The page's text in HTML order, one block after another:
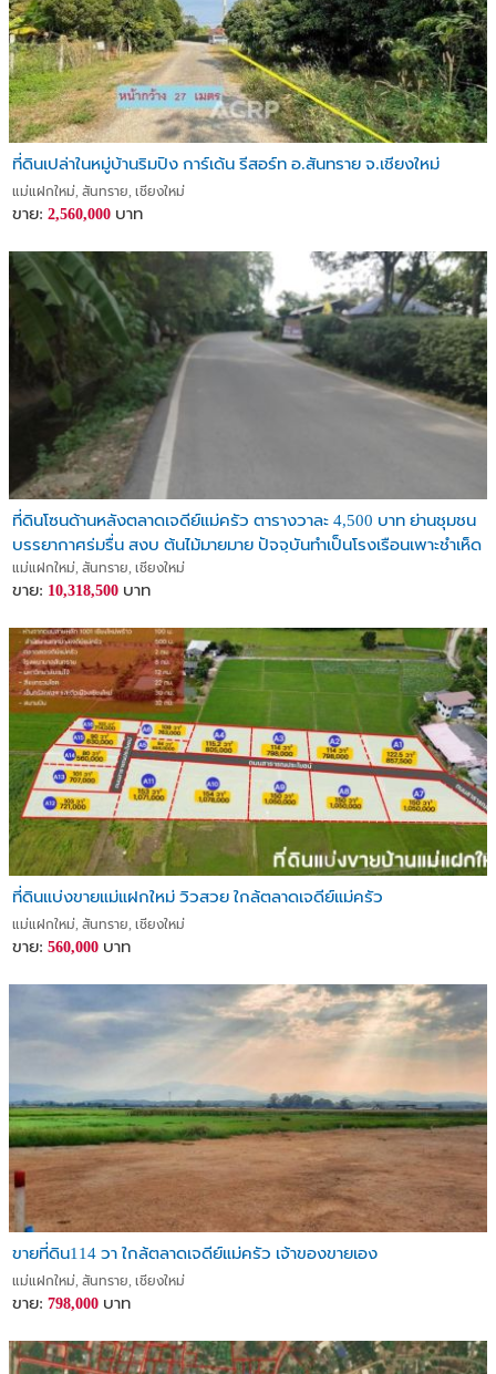
ที่ดินเปล่าในหมู่บ้านริมปิง การ์เด้น รีสอร์ท อ.สันทราย จ.เชียงใหม่
แม่แฝกใหม่, สันทราย, เชียงใหม่
ขาย: 2,560,000 บาท
ที่ดินโซนด้านหลังตลาดเจดีย์แม่ครัว ตารางวาละ 4,500 บาท ย่านชุมชน
บรรยากาศร่มรื่น สงบ ต้นไม้มายมาย ปัจจุบันทำเป็นโรงเรือนเพาะชำเห็ด
ส่งออ
แม่แฝกใหม่, สันทราย, เชียงใหม่
ขาย: 10,318,500 บาท
ที่ดินแบ่งขายแม่แฝกใหม่ วิวสวย ใกล้ตลาดเจดีย์แม่ครัว
แม่แฝกใหม่, สันทราย, เชียงใหม่
ขาย: 560,000 บาท
ขายที่ดิน114 วา ใกล้ตลาดเจดีย์แม่ครัว เจ้าของขายเอง
แม่แฝกใหม่, สันทราย, เชียงใหม่
ขาย: 798,000 บาท